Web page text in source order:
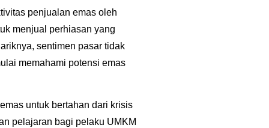
penjualan emas oleh
menjual perhiasan yang
sentimen pasar tidak
memahami potensi emas
untuk bertahan dari krisis
pelajaran bagi pelaku UMKM